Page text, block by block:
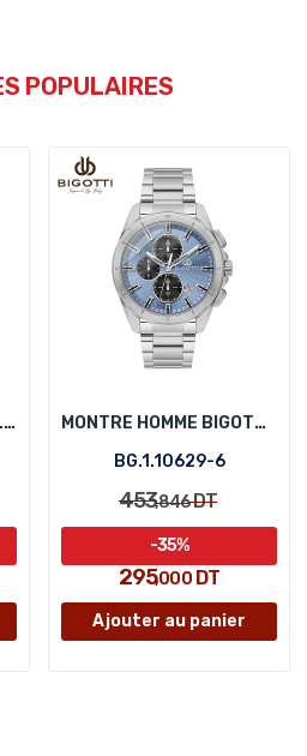
POPULAIRES
MONTRE HOMME DANIEL KLEIN DK.1.13638-1
MONTRE HOMME BIGOTTI BG.1.10629-6
BG.1.10629-6
453,846DT
295,000DT
-35%
Ajouter au panier